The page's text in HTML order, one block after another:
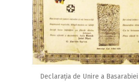
Declarația de Unire a